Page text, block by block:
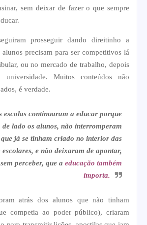
sem deixar de fazer o que sempre
prosseguir dando direitinho a
precisam para ser competitivos lá
ou no mercado de trabalho, depois
Muitos conteúdos não
é verdade.
escolas continuaram a educar porque
lado os alunos, não interromperam
já se tinham criado no interior das
escolares, e não deixaram de apontar,
perceber, que a educação também
importa.
atrás dos alunos que não tinham
competia ao poder público), criaram